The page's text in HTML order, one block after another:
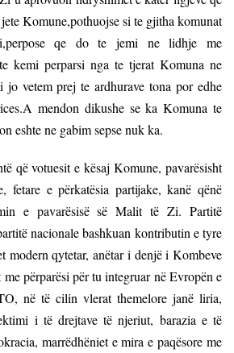
Komune,pothuojse si te gjitha komunat
qe do te jemi ne lidhje me
kemi perparsi nga te tjerat Komuna ne
jo vetem prej te ardhurave tona por edhe
mendon dikushe se ka Komuna te
eshte ne gabim sepse nuk ka.
që votuesit e kësaj Komune, pavarësisht
fetare e përkatësia partijake, kanë qënë
e pavarësisë së Malit të Zi. Partitë
nacionale bashkuan kontributin e tyre
modern qytetar, anëtar i denjë i Kombeve
përparësi për tu integruar në Evropën e
në të cilin vlerat themelore janë liria,
i të drejtave të njeriut, barazia e të
marrëdhëniet e mira e paqësore me